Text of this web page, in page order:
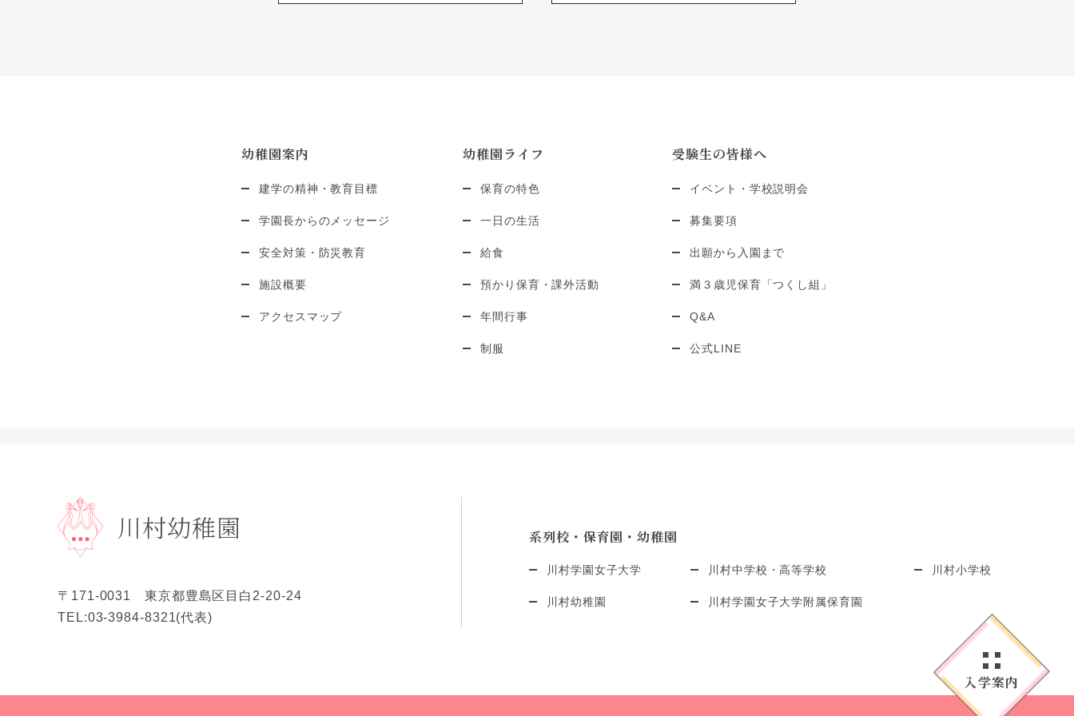
入学案内
幼稚園案内
建学の精神・教育目標
学園長からのメッセージ
安全対策・防災教育
施設概要
アクセスマップ
幼稚園ライフ
保育の特色
一日の生活
給食
預かり保育・課外活動
年間行事
制服
受験生の皆様へ
イベント・学校説明会
募集要項
出願から入園まで
満３歳児保育「つくし組」
Q&A
公式LINE
川村幼稚園
〒171-0031 東京都豊島区目白2-20-24
TEL:03-3984-8321(代表)
系列校・保育園・幼稚園
川村学園女子大学 川村中学校・高等学校 川村小学校
川村幼稚園 川村学園女子大学附属保育園